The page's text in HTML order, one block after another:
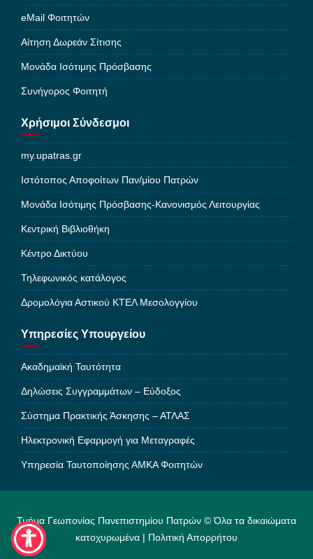
eMail Φοιτητών
Αίτηση Δωρεάν Σίτισης
Μονάδα Ισότιμης Πρόσβασης
Συνήγορος Φοιτητή
Χρήσιμοι Σύνδεσμοι
my.upatras.gr
Ιστότοπος Αποφοίτων Παν/μίου Πατρών
Μονάδα Ισότιμης Πρόσβασης-Κανονισμός Λειτουργίας
Κεντρική Βιβλιοθήκη
Κέντρο Δικτύου
Τηλεφωνικός κατάλογος
Δρομολόγια Αστικού ΚΤΕΛ Μεσολογγίου
Υπηρεσίες Υπουργείου
Ακαδημαϊκή Ταυτότητα
Δηλώσεις Συγγραμμάτων – Εύδοξος
Σύστημα Πρακτικής Άσκησης – ΑΤΛΑΣ
Ηλεκτρονική Εφαρμογή για Μεταγραφές
Υπηρεσία Ταυτοποίησης ΑΜΚΑ Φοιτητών
Τμήμα Γεωπονίας Πανεπιστημίου Πατρών © Όλα τα δικαιώματα
κατοχυρωμένα | Πολιτική Απορρήτου